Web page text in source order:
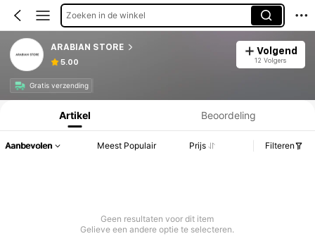
Zoeken in de winkel
ARABIAN STORE
5.00
Volgend
12 Volgers
Gratis verzending
Productinformatie: Prijsopenbaring, Verkoop- en Voorraadgegevens.
Artikel Beoordeling
Aanbevolen Meest Populair Prijs Filteren
Geen resultaten voor dit item
Gelieve een andere optie te selecteren.